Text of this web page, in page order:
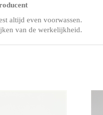
altijd even voorwassen.
van de werkelijkheid.